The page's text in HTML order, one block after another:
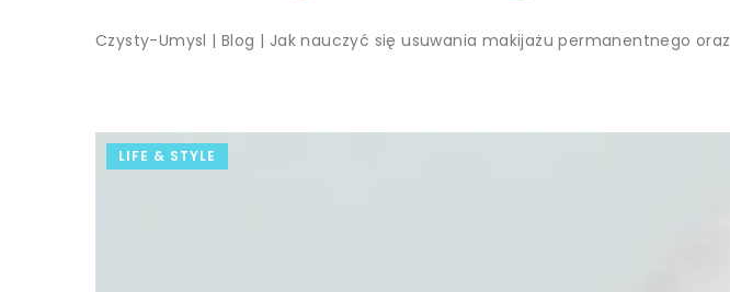
Czysty-Umysl |Blog | Jak nauczyć się usuwania makijażu permanentnego
LIFE & STYLE